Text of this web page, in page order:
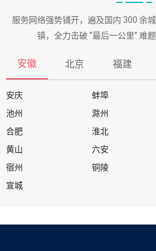
服务网络强势铺开，遍及国内 300 余
镇，全力击破 “最后一公里” 难
安徽 北京 福建
安庆 蚌埠
池州
滁州
合肥
淮北
黄山
六安
宿州
铜陵
宣城